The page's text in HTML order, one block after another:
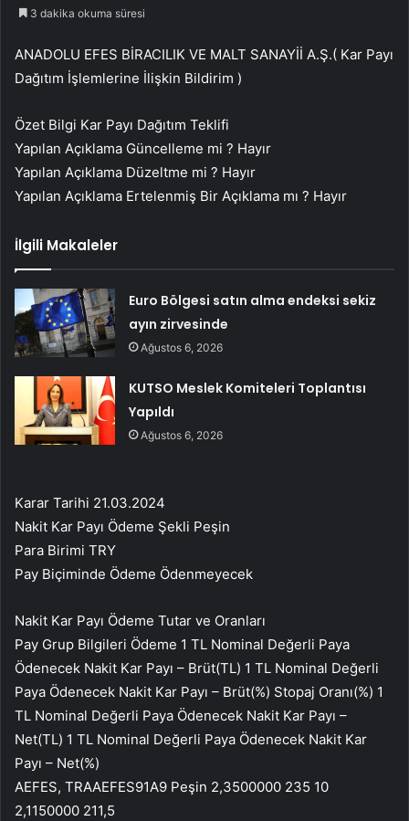
3 dakika okuma süresi
ANADOLU EFES BİRACILIK VE MALT SANAYİİ A.Ş.( Kar Payı
Dağıtım İşlemlerine İlişkin Bildirim )
Özet Bilgi Kar Payı Dağıtım Teklifi
Yapılan Açıklama Güncelleme mi ? Hayır
Yapılan Açıklama Düzeltme mi ? Hayır
Yapılan Açıklama Ertelenmiş Bir Açıklama mı ? Hayır
İlgili Makaleler
Euro Bölgesi satın alma endeksi sekiz
ayın zirvesinde
Ağustos 6, 2026
KUTSO Meslek Komiteleri Toplantısı
Yapıldı
Ağustos 6, 2026
Karar Tarihi 21.03.2024
Nakit Kar Payı Ödeme Şekli Peşin
Para Birimi TRY
Pay Biçiminde Ödeme Ödenmeyecek
Nakit Kar Payı Ödeme Tutar ve Oranları
Pay Grup Bilgileri Ödeme 1 TL Nominal Değerli Paya
Ödenecek Nakit Kar Payı – Brüt(TL) 1 TL Nominal Değerli
Paya Ödenecek Nakit Kar Payı – Brüt(%) Stopaj Oranı(%) 1
TL Nominal Değerli Paya Ödenecek Nakit Kar Payı –
Net(TL) 1 TL Nominal Değerli Paya Ödenecek Nakit Kar
Payı – Net(%)
AEFES, TRAAEFES91A9 Peşin 2,3500000 235 10
2,1150000 211,5